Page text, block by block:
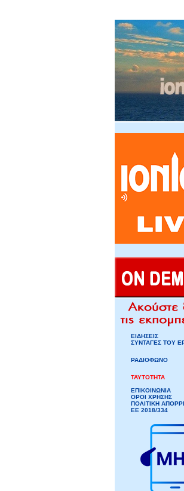
ΕΙΔΗΣΕΙΣ
ΣΥΝΤΑΓΕΣ ΤΟΥ
ΡΑΔΙΟΦΩΝΟ
ΤΑΥΤΟΤΗΤΑ
ΕΠΙΚΟΙΝΩΝΙΑ
ΟΡΟΙ ΧΡΗΣΗΣ
ΠΟΛΙΤΙΚΗ
ΕΕ 2018/334